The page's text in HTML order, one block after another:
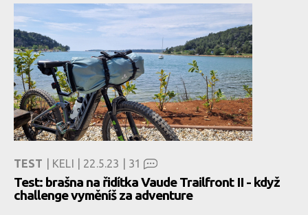
TEST | KELI | 22.5.23 | 31
Test: brašna na řidítka Vaude Trailfront II - když
challenge vyměníš za adventure